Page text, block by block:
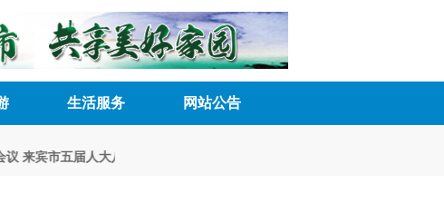
生活服务 网站公告
来宾市五届人大八次会议胜利召开